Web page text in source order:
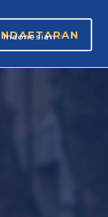
Indonesian ▼